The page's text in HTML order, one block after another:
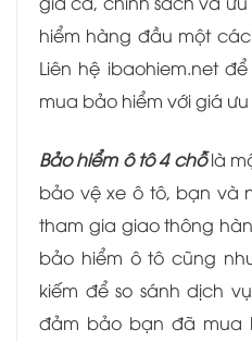
hiểm hàng đầu một
Liên hệ ibaohiem.net
mua bảo hiểm với giá
Bảo hiểm ô tô 4 chỗlà
bảo vệ xe ô tô, bạn và
tham gia giao thông
bảo hiểm ô tô cũng
kiếm để so sánh dịch
đảm bảo bạn đã mua